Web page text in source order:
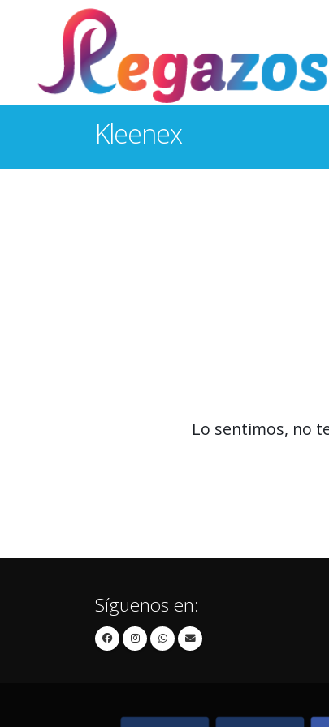
Kleenex
Lo sentimos, no
Síguenos en: